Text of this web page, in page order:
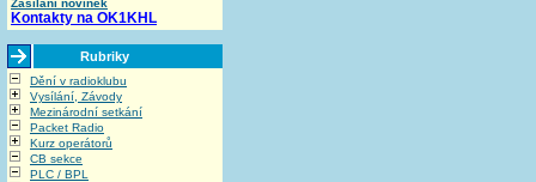
Zasílání novinek
Kontakty na OK1KHL
Rubriky
Dění v radioklubu
Vysílání, Závody
Mezinárodní setkání
Packet Radio
Kurz operátorů
CB sekce
PLC / BPL